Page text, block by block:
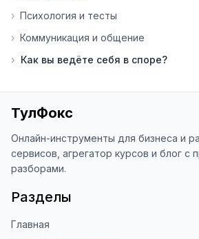
основе вашей обратной
⭐ Если вам нравится
благодарен за отзыв о
наши инструменты!
Благодарю за доверие и
использование ToolFox! 🚀
› Психология и тесты
› Коммуникация и общение
› Как вы ведёте себя в споре?
ТулФокс
Онлайн-инструменты для бизнеса и
сервисов, агрегатор курсов и блог с
разборами.
Разделы
Главная